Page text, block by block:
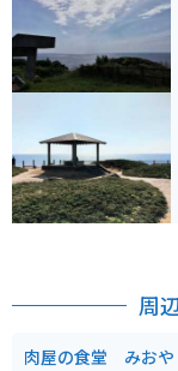
周
肉屋の食堂 みおや